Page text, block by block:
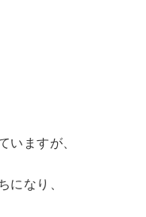
いますが、
になり、